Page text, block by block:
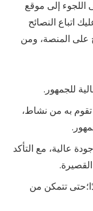
اللجوء إلى موقع
اتباع النصائح
على المنصة، ومن
للجمهور.
به من نشاط،
عالية، مع التأكد
تتمكن من